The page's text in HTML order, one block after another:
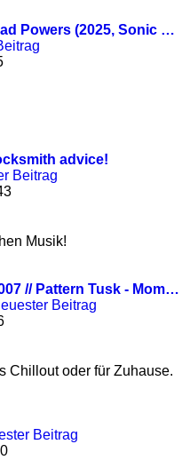
Powers (2025, Sonic …
advice!
Beitrag
Musik!
// Pattern Tusk - Mom…
Beitrag
Chillout oder für Zuhause.
Beitrag